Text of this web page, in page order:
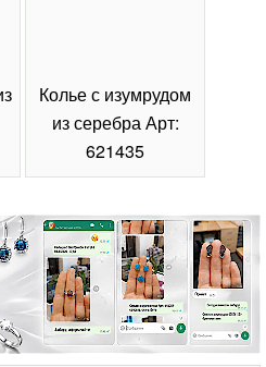
Колье с изумрудом
из серебра Арт:
621435